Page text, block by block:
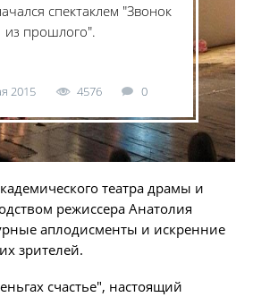
спектаклем "Звонок
из прошлого".
2015 4576 0
театра драмы и
режиссера Анатолия
аплодисменты и искренние
зрителей.
счастье", настоящий